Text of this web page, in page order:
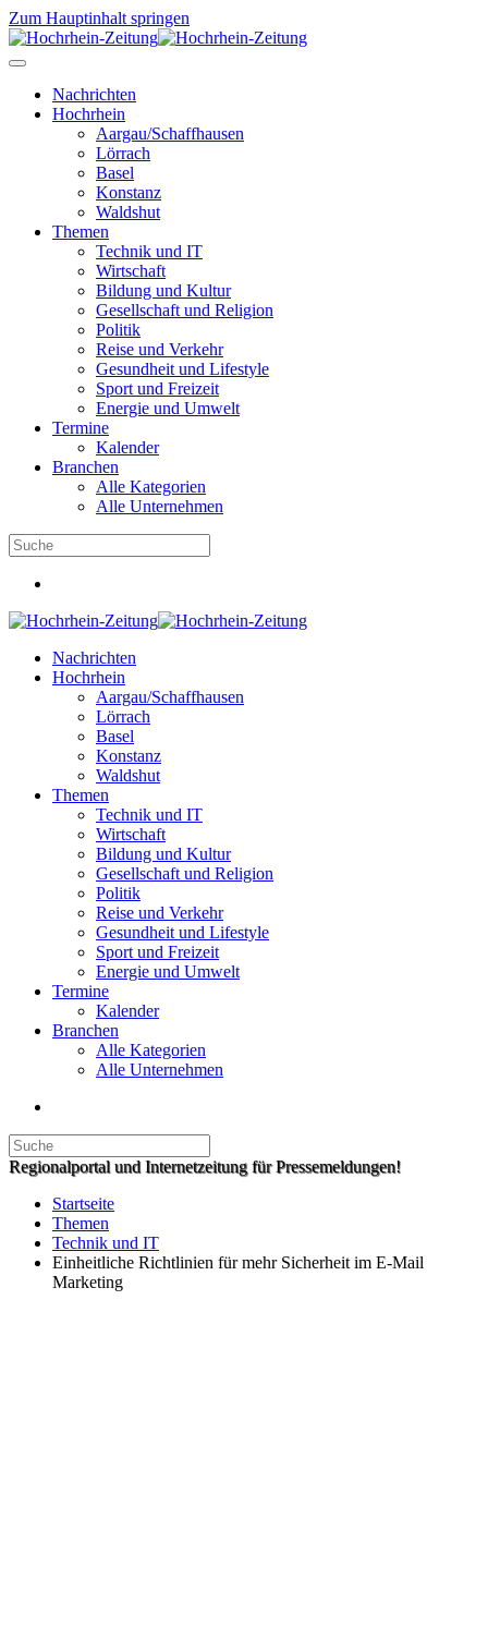
Zum Hauptinhalt springen
Nachrichten
Hochrhein
Aargau/Schaffhausen
Lörrach
Basel
Konstanz
Waldshut
Themen
Technik und IT
Wirtschaft
Bildung und Kultur
Gesellschaft und Religion
Politik
Reise und Verkehr
Gesundheit und Lifestyle
Sport und Freizeit
Energie und Umwelt
Termine
Kalender
Branchen
Alle Kategorien
Alle Unternehmen
Nachrichten
Hochrhein
Aargau/Schaffhausen
Lörrach
Basel
Konstanz
Waldshut
Themen
Technik und IT
Wirtschaft
Bildung und Kultur
Gesellschaft und Religion
Politik
Reise und Verkehr
Gesundheit und Lifestyle
Sport und Freizeit
Energie und Umwelt
Termine
Kalender
Branchen
Alle Kategorien
Alle Unternehmen
Regionalportal und Internetzeitung für Pressemeldungen!
Startseite
Themen
Technik und IT
Einheitliche Richtlinien für mehr Sicherheit im E-Mail
Marketing